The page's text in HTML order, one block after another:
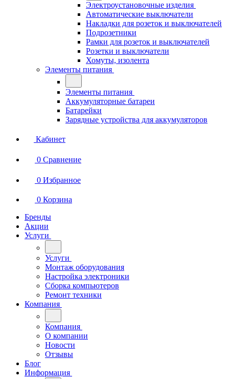
Электроустановочные изделия
Автоматические выключатели
Накладки для розеток и выключателей
Подрозетники
Рамки для розеток и выключателей
Розетки и выключатели
Хомуты, изолента
Элементы питания
Элементы питания
Аккумуляторные батареи
Батарейки
Зарядные устройства для аккумуляторов
Кабинет
0 Сравнение
0 Избранное
0 Корзина
Бренды
Акции
Услуги
Услуги
Монтаж оборудования
Настройка электроники
Сборка компьютеров
Ремонт техники
Компания
Компания
О компании
Новости
Отзывы
Блог
Информация